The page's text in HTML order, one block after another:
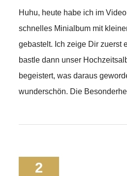
Huhu, heute habe ich im
schnelles Minialbum mit
gebastelt. Ich zeige Dir zuerst
bastle dann unser
begeistert, was daraus
wunderschön. Die
2